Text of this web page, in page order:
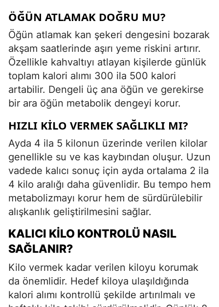
ÖĞÜN ATLAMAK DOĞRU MU?
Öğün atlamak kan şekeri dengesini bozarak
akşam saatlerinde aşırı yeme riskini artırır.
Özellikle kahvaltıyı atlayan kişilerde günlük
toplam kalori alımı 300 ila 500 kalori
artabilir. Dengeli üç ana öğün ve gerekirse
bir ara öğün metabolik dengeyi korur.
HIZLI KILO VERMEK SAĞLIKLI MI?
Ayda 4 ila 5 kilonun üzerinde verilen kilolar
genellikle su ve kas kaybından oluşur. Uzun
vadede kalıcı sonuç için ayda ortalama 2 ila
4 kilo aralığı daha güvenlidir. Bu tempo hem
metabolizmayı korur hem de sürdürülebilir
alışkanlık geliştirilmesini sağlar.
KALICI KILO KONTROLÜ NASIL
SAĞLANIR?
Kilo vermek kadar verilen kiloyu korumak
da önemlidir. Hedef kiloya ulaşıldığında
kalori alımı kontrollü şekilde artırılmalı ve